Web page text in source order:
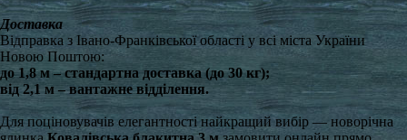
Доставка
Відправка з Івано-Франківської області у всі міста України
Новою Поштою:
до 1,8 м – стандартна доставка (до 30 кг);
від 2,1 м – вантажне відділення.
Для поціновувачів елегантності найкращий вибір — новорічна